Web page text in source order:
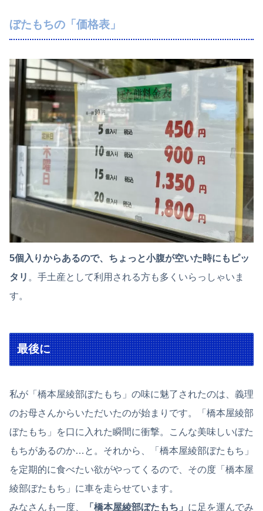
ぼたもちの「価格表」
5個入りからあるので、ちょっと小腹が空いた時にもピッ
タリ 。手土産として利用される方も多くいらっしゃいま
す。
最後に
私が「橋本屋綾部ぼたもち」の味に魅了されたのは、義理
のお母さんからいただいたのが始まりです。「橋本屋綾部
ぼたもち」を口に入れた瞬間に衝撃。こんな美味しいぼた
もちがあるのか…と。それから、「橋本屋綾部ぼたもち」
を定期的に食べたい欲がやってくるので、その度「橋本屋
綾部ぼたもち」に車を走らせています。
みなさんも一度、
「橋本屋綾部ぼたもち」 に足を運んでみ